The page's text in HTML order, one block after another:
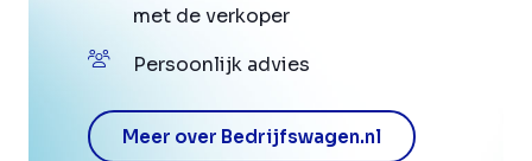
met de verkoper
Persoonlijk advies
Meer over Bedrijfswagen.nl